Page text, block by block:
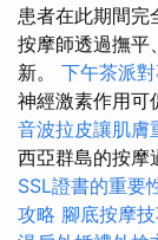
患者在此期間完
按摩師透過撫平
新。 下午茶派
神經激素作用可
音波拉皮讓肌膚
西亞群島的按摩
SSL證書的重要
攻略 腳底按摩